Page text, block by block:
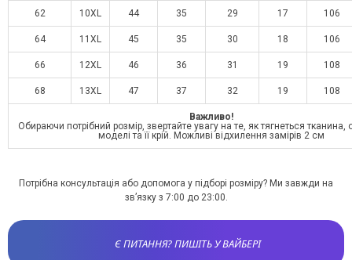
62 10XL 44 35 29 17 106
64 11XL 45 35 30 18 106
66 12XL 46 36 31 19 108
68 13XL 47 37 32 19 108
Важливо!
Обираючи потрібний розмір, звертайте увагу на те, як тягнеться тканина,
моделі та її крій. Можливі відхилення замірів 2 см
Потрібна консультація або допомога у підборі розміру? Ми завжди на
зв’язку з 7:00 до 23:00.
Є ПИТАННЯ? ПИШІТЬ У ВАЙБЕРІ